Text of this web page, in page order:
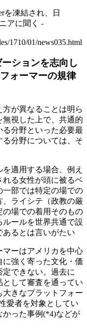
凍結され、日
アに聞く -
1710/01/news035.html
ションを志向し
ォーマーの規律
が異なることは明ら
視した上で、共通的
分野といった必要最
分野については、そ
適用する場合、例え
る女性が頭に被るベ
部では特定の場での
ライシテ（政教の厳
場での着用そのもの
ールを世界共通で設
るとは言いがたい
マーはアメリカを中心
強く寄った文化・価
できない。過去に
して審査を通ってい
きなプラットフォー
愛者を対象としてい
かった事例(*4)などが